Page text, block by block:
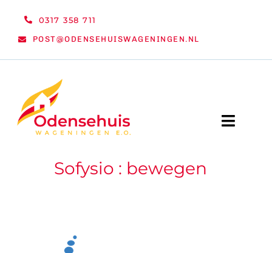
0317 358 711
POST@ODENSEHUISWAGENINGEN.NL
Toggle
WELKOMSofysio : bewegen